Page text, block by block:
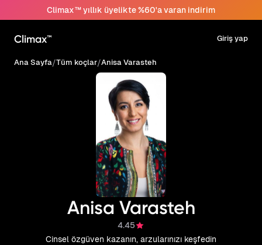
Climax™ yıllık üyelikte %60'a varan indirim
Climax™ Giriş yap
Ana Sayfa/Tüm koçlar/Anisa Varasteh
Anisa Varasteh
4.45
Cinsel özgüven kazanın, arzularınızı keşfedin